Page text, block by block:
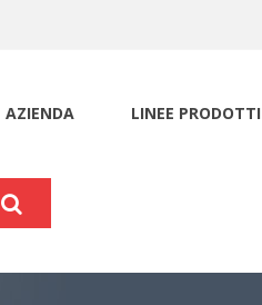
AZIENDA LINEE PRODOTTI